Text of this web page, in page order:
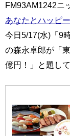
FM93AM1242ニ
あなたとハッピー
今日5/17(水)「9
の森永卓郎が「
億円！」と題して